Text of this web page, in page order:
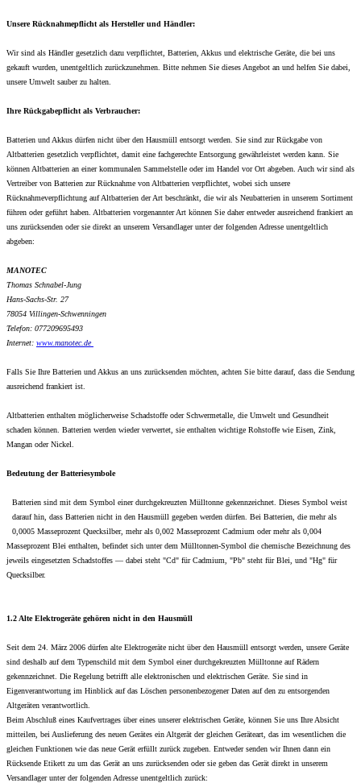
Unsere Rücknahmepflicht als Hersteller und Händler:
Wir sind als Händler gesetzlich dazu verpflichtet, Batterien, Akkus und elektrische Geräte, die bei uns
gekauft wurden, unentgeltlich zurückzunehmen. Bitte nehmen Sie dieses Angebot an und helfen Sie dabei,
unsere Umwelt sauber zu halten.
Ihre Rückgabepflicht als Verbraucher:
Batterien und Akkus dürfen nicht über den Hausmüll entsorgt werden. Sie sind zur Rückgabe von
Altbatterien gesetzlich verpflichtet, damit eine fachgerechte Entsorgung gewährleistet werden kann. Sie
können Altbatterien an einer kommunalen Sammelstelle oder im Handel vor Ort abgeben. Auch wir sind als
Vertreiber von Batterien zur Rücknahme von Altbatterien verpflichtet, wobei sich unsere
Rücknahmeverpflichtung auf Altbatterien der Art beschränkt, die wir als Neubatterien in unserem Sortiment
führen oder geführt haben. Altbatterien vorgenannter Art können Sie daher entweder ausreichend frankiert an
uns zurücksenden oder sie direkt an unserem Versandlager unter der folgenden Adresse unentgeltlich
abgeben:
MANOTEC
Thomas Schnabel-Jung
Hans-Sachs-Str. 27
78054 Villingen-Schwenningen
Telefon: 077209695493
Internet: www.manotec.de
Falls Sie Ihre Batterien und Akkus an uns zurücksenden möchten, achten Sie bitte darauf, dass die Sendung
ausreichend frankiert ist.
Altbatterien enthalten möglicherweise Schadstoffe oder Schwermetalle, die Umwelt und Gesundheit
schaden können. Batterien werden wieder verwertet, sie enthalten wichtige Rohstoffe wie Eisen, Zink,
Mangan oder Nickel.
Bedeutung der Batteriesymbole
Batterien sind mit dem Symbol einer durchgekreuzten Mülltonne gekennzeichnet. Dieses Symbol weist
darauf hin, dass Batterien nicht in den Hausmüll gegeben werden dürfen. Bei Batterien, die mehr als
0,0005 Masseprozent Quecksilber, mehr als 0,002 Masseprozent Cadmium oder mehr als 0,004
Masseprozent Blei enthalten, befindet sich unter dem Mülltonnen-Symbol die chemische Bezeichnung des
jeweils eingesetzten Schadstoffes — dabei steht "Cd" für Cadmium, "Pb" steht für Blei, und "Hg" für
Quecksilber.
1.2 Alte Elektrogeräte gehören nicht in den Hausmüll
Seit dem 24. März 2006 dürfen alte Elektrogeräte nicht über den Hausmüll entsorgt werden, unsere Geräte
sind deshalb auf dem Typenschild mit dem Symbol einer durchgekreuzten Mülltonne auf Rädern
gekennzeichnet. Die Regelung betrifft alle elektronischen und elektrischen Geräte. Sie sind in
Eigenverantwortung im Hinblick auf das Löschen personenbezogener Daten auf den zu entsorgenden
Altgeräten verantwortlich.
Beim Abschluß eines Kaufvertrages über eines unserer elektrischen Geräte, können Sie uns Ihre Absicht
mitteilen, bei Auslieferung des neuen Gerätes ein Altgerät der gleichen Geräteart, das im wesentlichen die
gleichen Funktionen wie das neue Gerät erfüllt zurück zugeben. Entweder senden wir Ihnen dann ein
Rücksende Etikett zu um das Gerät an uns zurücksenden oder sie geben das Gerät direkt in unserem
Versandlager unter der folgenden Adresse unentgeltlich zurück: